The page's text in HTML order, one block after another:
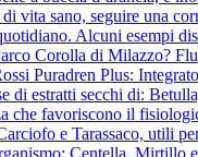
vita sano, seguire una
Alcuni esempi
Corolla di Milazzo?
Puradren Plus:
di estratti secchi di:
che favoriscono il
e Tarassaco, utili
Centella, Mirtillo